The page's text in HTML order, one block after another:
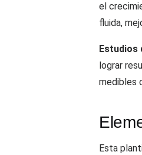
el
fluida,
Estudios
lograr
medibles
Esta